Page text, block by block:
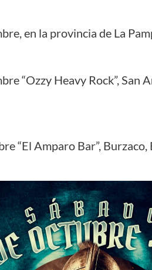
en la provincia de La
“Ozzy Heavy Rock”, San
“El Amparo Bar”,